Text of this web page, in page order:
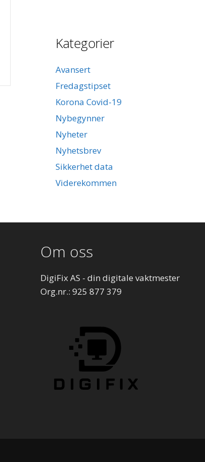
Kategorier
Avansert
Fredagstipset
Korona Covid-19
Nybegynner
Nyheter
Nyhetsbrev
Sikkerhet data
Viderekommen
Om oss
DigiFix AS - din digitale vaktmester
Org.nr.: 925 877 379